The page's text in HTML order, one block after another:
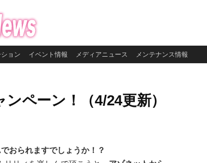
ョン イベント情報 メディアニュース メンテナンス情報
ペーン！（4/24更新）
おられますでしょうか！？